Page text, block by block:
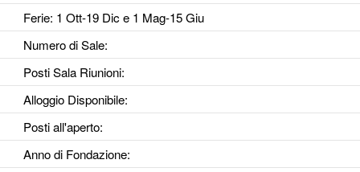
Ferie: 1 Ott-19 Dic e 1 Mag-15 Giu
Numero di Sale:
Posti Sala Riunioni:
Alloggio Disponibile:
Posti all'aperto:
Anno di Fondazione: